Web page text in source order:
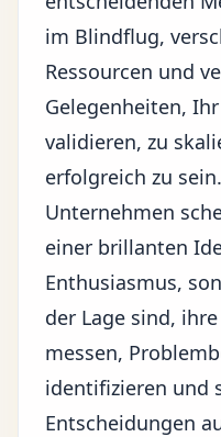
im Blindflug,
Ressourcen und
Gelegenheiten,
validieren, zu
erfolgreich zu
Unternehmen
einer brillanten
Enthusiasmus,
der Lage sind,
messen,
identifizieren und
Entscheidungen